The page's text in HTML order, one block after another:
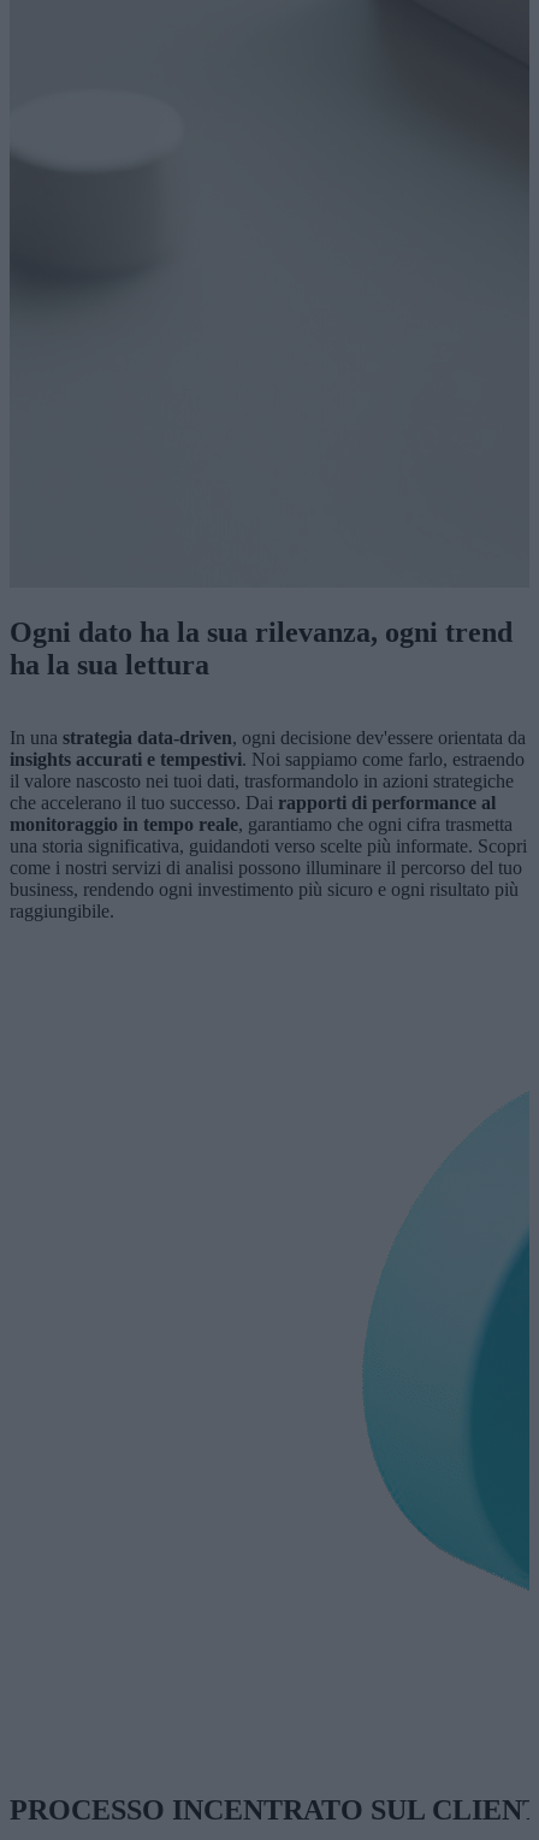
Ogni dato ha la sua rilevanza, ogni trend
ha la sua lettura
In una strategia data-driven, ogni decisione dev'essere orientata da
insights accurati e tempestivi. Noi sappiamo come farlo, estraendo
il valore nascosto nei tuoi dati, trasformandolo in azioni strategiche
che accelerano il tuo successo. Dai rapporti di performance al
monitoraggio in tempo reale, garantiamo che ogni cifra trasmetta
una storia significativa, guidandoti verso scelte più informate. Scopri
come i nostri servizi di analisi possono illuminare il percorso del tuo
business, rendendo ogni investimento più sicuro e ogni risultato più
raggiungibile.
PROCESSO INCENTRATO SUL